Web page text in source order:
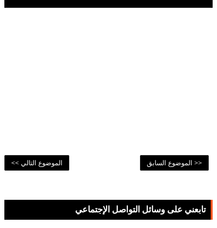
الموضوع التالي >> << الموضوع السابق
تابعني على وسائل التواصل الإجتماعي